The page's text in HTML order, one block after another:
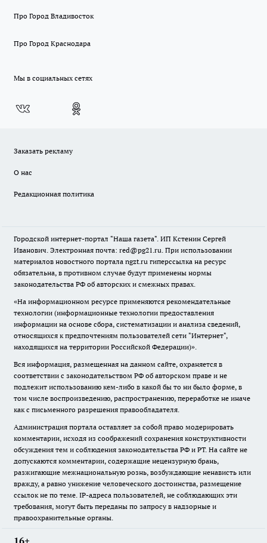
Про Город Владивосток
Про Город Краснодара
Мы в социальных сетях
Заказать рекламу
О нас
Редакционная политика
Городской интернет-портал "Наша газета". ИП Кстенин Сергей
Иванович. Электронная почта: red@pg21.ru. При использовании
материалов новостного портала ngzt.ru гиперссылка на ресурс
обязательна, в противном случае будут применены нормы
законодательства РФ об авторских и смежных правах.
«На информационном ресурсе применяются рекомендательные
технологии (информационные технологии предоставления
информации на основе сбора, систематизации и анализа сведений,
относящихся к предпочтениям пользователей сети "Интернет",
находящихся на территории Российской Федерации)».
Вся информация, размещенная на данном сайте, охраняется в
соответствии с законодательством РФ об авторском праве и не
подлежит использованию кем-либо в какой бы то ни было форме, в
том числе воспроизведению, распространению, переработке не иначе
как с письменного разрешения правообладателя.
Администрация портала оставляет за собой право модерировать
комментарии, исходя из соображений сохранения конструктивности
обсуждения тем и соблюдения законодательства РФ и РТ. На сайте не
допускаются комментарии, содержащие нецензурную брань,
разжигающие межнациональную рознь, возбуждающие ненависть или
вражду, а равно унижение человеческого достоинства, размещение
ссылок не по теме. IP-адреса пользователей, не соблюдающих эти
требования, могут быть переданы по запросу в надзорные и
правоохранительные органы.
16+